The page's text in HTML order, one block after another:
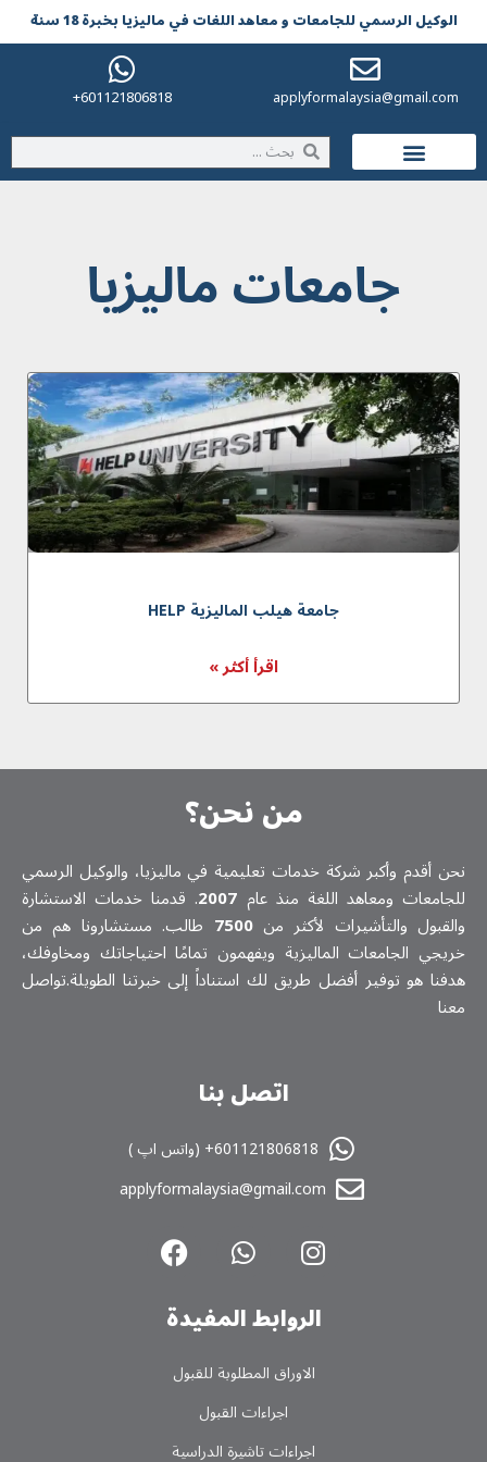
الوکیل الرسمي للجامعات و معاهد اللغات في مالیزیا بخبرة 18 سنة
applyformalaysia@gmail.com
601121806818+
جامعات ماليزيا
جامعة هیلب الماليزية HELP
اقرأ أكثر »
من نحن؟
نحن أقدم وأكبر شركة خدمات تعلیمیة في ماليزيا، والوكيل الرسمي
للجامعات ومعاهد اللغة منذ عام 2007. قدمنا خدمات الاستشارة
والقبول والتأشيرات لأكثر من7500 طالب. مستشارونا هم من
خريجي الجامعات الماليزية ويفهمون تمامًا احتياجاتك ومخاوفك،
هدفنا هو توفير أفضل طريق لك استناداً إلى خبرتنا الطويلة.تواصل
معنا
اتصل بنا
601121806818+ (واتس اپ )
applyformalaysia@gmail.com
الروابط المفیدة
الاوراق المطلوبة للقبول
اجراءات القبول
اجراءات تاشیرة الدراسیة